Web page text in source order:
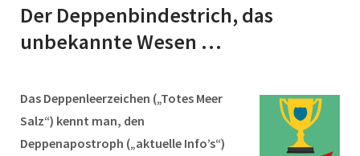
Der Deppenbindestrich, das
unbekannte Wesen …
Das Deppenleerzeichen („Totes Meer
Salz“) kennt man, den
Deppenapostroph („aktuelle Info’s“)